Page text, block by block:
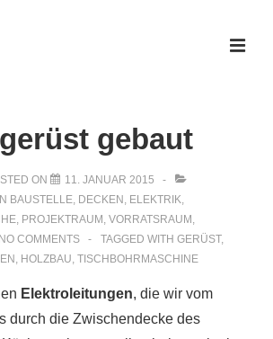
gebaut
ON
11. JANUAR 2015
BAUSTELLE, DECKEN , ELEKTRIK,
, PROJEKTRAUM , VORRATSRAUM ,
NO COMMENTS TAGGED WITH GERÜST,
, HOLZBAU, TISCHBOHRMASCHINE
Elektroleitungen, die wir vom
durch die Zwischendecke des